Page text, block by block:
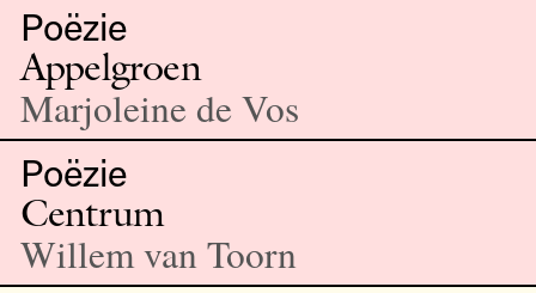
Poëzie
Appelgroen
Marjoleine de Vos
Poëzie
Centrum
Willem van Toorn